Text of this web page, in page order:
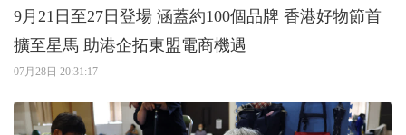
9月21日至27日登場 涵蓋約100個品牌 香港好物節首
擴至星馬 助港企拓東盟電商機遇
07月28日 20:31:17